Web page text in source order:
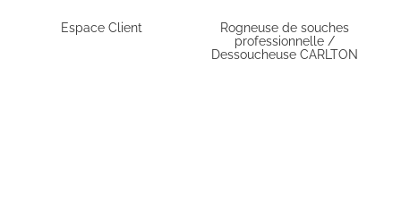
Espace Client
Rogneuse de souches
professionnelle /
Dessoucheuse CARLTON